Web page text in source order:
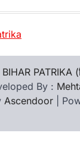
BIHAR PATRIKA
By :
Ascendoor |